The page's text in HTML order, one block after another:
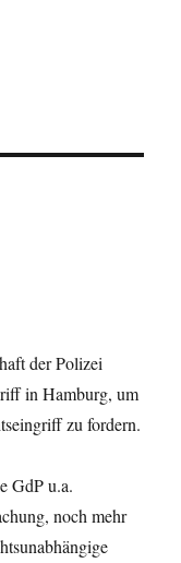
der Polizei
in Hamburg, um
zu fordern.
GdP u.a.
noch mehr